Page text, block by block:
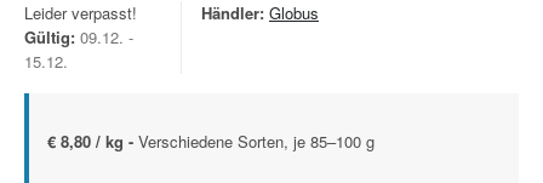
Leider verpasst!
Gültig: 09.12. -
15.12.
Händler: Globus
€ 8,80 / kg - Verschiedene Sorten, je 85–100 g